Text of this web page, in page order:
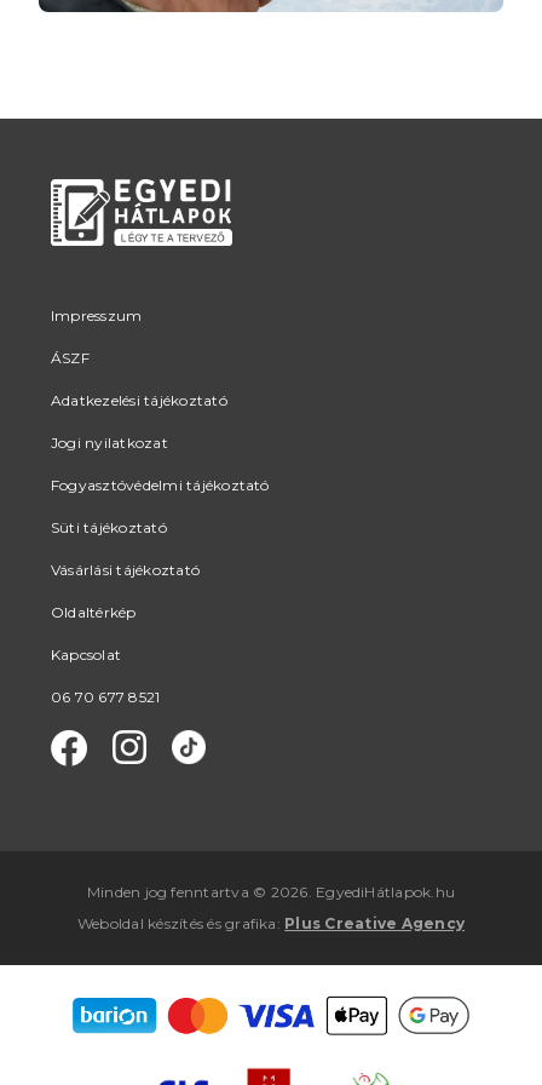
Impresszum
ÁSZF
Adatkezelési tájékoztató
Jogi nyilatkozat
Fogyasztóvédelmi tájékoztató
Süti tájékoztató
Vásárlási tájékoztató
Oldaltérkép
Kapcsolat
06 70 677 8521
Minden jog fenntartva © 2026. EgyediHátlapok.hu
Weboldal készítés ésgrafika : Plus Creative Agency